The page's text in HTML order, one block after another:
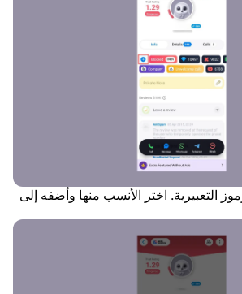
التعبيرية. اختر الأنسب منها وأضفه إلى